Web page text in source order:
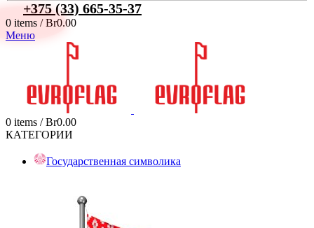
+375 (33) 665-35-37
0 items / Br0.00
Меню
0 items / Br0.00
КАТЕГОРИИ
Государственная символика